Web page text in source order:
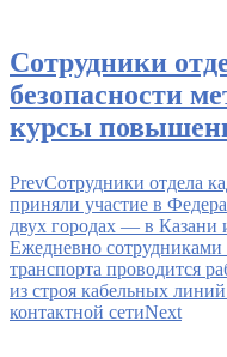
Сотрудники
безопасности
курсы
PrevСотрудники отдела
приняли участие в
двух городах — в Казани
Ежедневно сотрудниками
транспорта проводится
из строя кабельных
контактной сетиNext